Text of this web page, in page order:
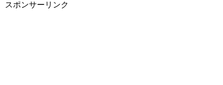
スポンサーリンク